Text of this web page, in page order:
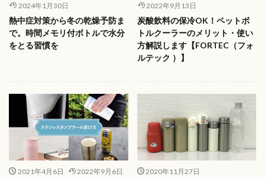
2024年1月30日
熱中症対策から冬の乾燥予防ま
で。時間メモリ付ボトルで水分
をとる習慣を
2022年9月13日
炭酸飲料の保冷OK！ペットボ
トルクーラーのメリット・使い
方解説します【FORTEC（フォ
ルテック ）】
2021年4月6日 2022年9月6日
2020年11月27日